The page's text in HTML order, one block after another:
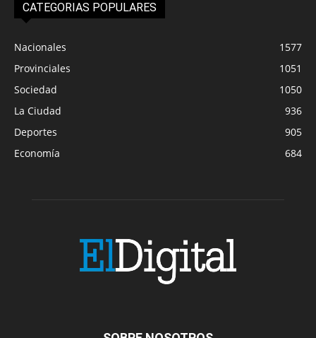
CATEGORIAS POPULARES
Nacionales
1577
Provinciales
1051
Sociedad
1050
La Ciudad
936
Deportes
905
Economía
684